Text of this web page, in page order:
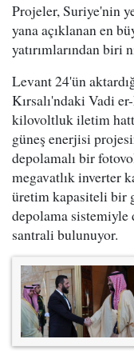
Projeler, Suriye'nin
yana açıklanan en
yatırımlarından biri
Levant 24'ün
Kırsalı'ndaki Vadi
kilovoltluk iletim
güneş enerjisi
depolamalı bir
megavatlık inverter
üretim kapasiteli bir
depolama sistemiyle
santrali bulunuyor.